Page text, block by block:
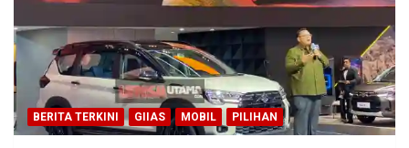
BERITA TERKINI GIIAS MOBIL PILIHAN